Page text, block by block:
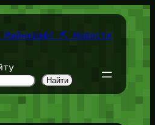
Майнкрафт ⛏️ Новости
Найти